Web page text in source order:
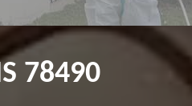
78490